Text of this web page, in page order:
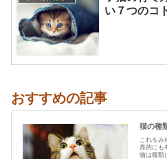
い７つのコ
おすすめの記事
猫の種
これをみ
界的にも
猫は種類